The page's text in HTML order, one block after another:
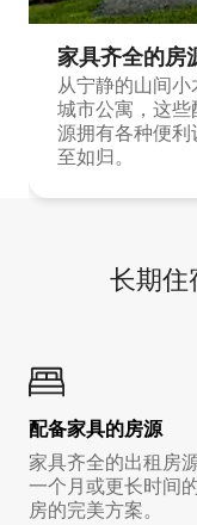
家具齐全的房
从宁静的山间
城市公寓，这
源拥有各种便
至如归。
长期住
配备家具的房源
家具齐全的出租房
一个月或更长时间
房的完美方案。